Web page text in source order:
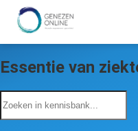
Essentie van